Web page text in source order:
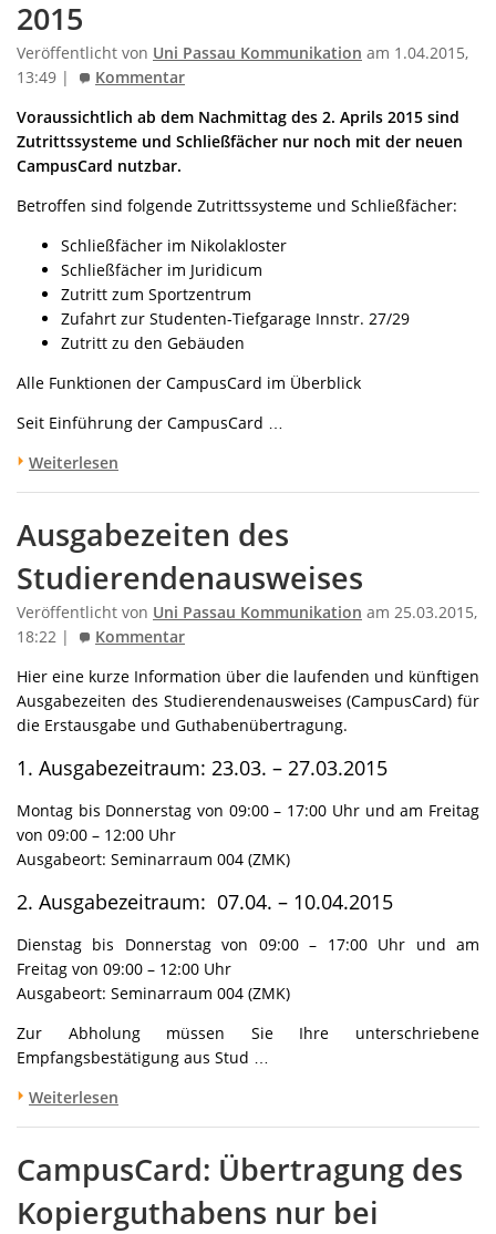
2015
Veröffentlicht von Uni Passau Kommunikation am 1.04.2015,
13:49 |
Kommentar
Voraussichtlich ab dem Nachmittag des 2. Aprils 2015 sind
Zutrittssysteme und Schließfächer nur noch mit der neuen
CampusCard nutzbar.
Betroffen sind folgende Zutrittssysteme und Schließfächer:
Schließfächer im Nikolakloster
Schließfächer im Juridicum
Zutritt zum Sportzentrum
Zufahrt zur Studenten-Tiefgarage Innstr. 27/29
Zutritt zu den Gebäuden
Alle Funktionen der CampusCard im Überblick
Seit Einführung der CampusCard …
Weiterlesen
Ausgabezeiten des
Studierendenausweises
Veröffentlicht von Uni Passau Kommunikation am 25.03.2015,
18:22 |
Kommentar
Hier eine kurze Information über die laufenden und künftigen
Ausgabezeiten des Studierendenausweises (CampusCard) für
die Erstausgabe und Guthabenübertragung.
1. Ausgabezeitraum: 23.03. – 27.03.2015
Montag bis Donnerstag von 09:00 – 17:00 Uhr und am Freitag
von 09:00 – 12:00 Uhr
Ausgabeort: Seminarraum 004 (ZMK)
2. Ausgabezeitraum: 07.04. – 10.04.2015
Dienstag bis Donnerstag von 09:00 – 17:00 Uhr und am
Freitag von 09:00 – 12:00 Uhr
Ausgabeort: Seminarraum 004 (ZMK)
Zur Abholung müssen Sie Ihre unterschriebene
Empfangsbestätigung aus Stud …
Weiterlesen
CampusCard: Übertragung des
Kopierguthabens nur bei